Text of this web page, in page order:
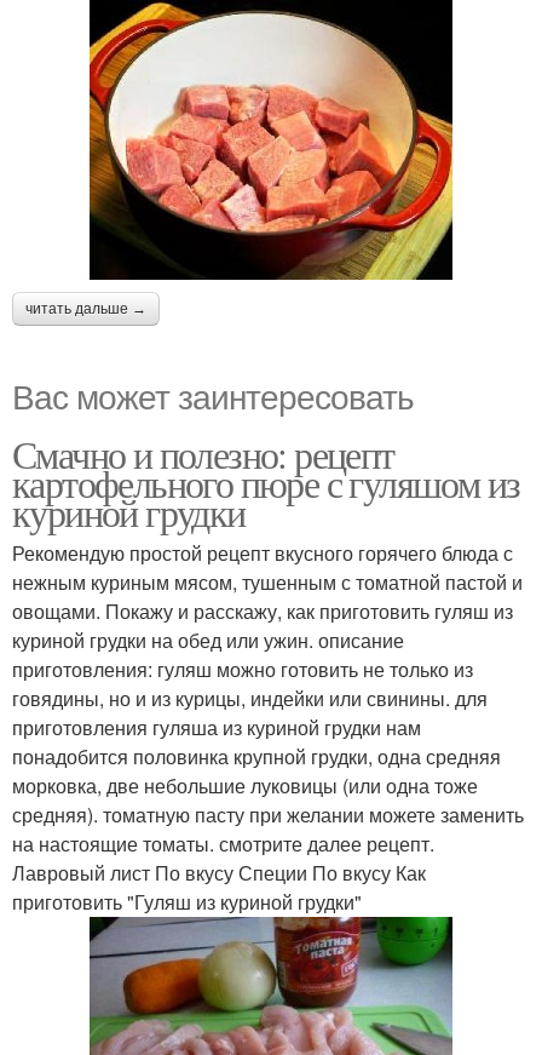
читать дальше →
Вас может заинтересовать
Смачно и полезно: рецепт
картофельного пюре с гуляшом из
куриной грудки
Рекомендую простой рецепт вкусного горячего блюда с
нежным куриным мясом, тушенным с томатной пастой и
овощами. Покажу и расскажу, как приготовить гуляш из
куриной грудки на обед или ужин. описание
приготовления: гуляш можно готовить не только из
говядины, но и из курицы, индейки или свинины. для
приготовления гуляша из куриной грудки нам
понадобится половинка крупной грудки, одна средняя
морковка, две небольшие луковицы (или одна тоже
средняя). томатную пасту при желании можете заменить
на настоящие томаты. смотрите далее рецепт.
Лавровый лист По вкусу Специи По вкусу Как
приготовить "Гуляш из куриной грудки"